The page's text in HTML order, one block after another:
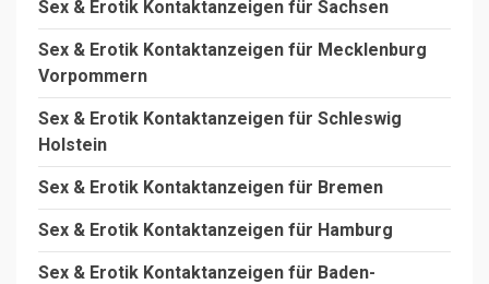
Sex & Erotik Kontaktanzeigen für Sachsen
Sex & Erotik Kontaktanzeigen für Mecklenburg
Vorpommern
Sex & Erotik Kontaktanzeigen für Schleswig
Holstein
Sex & Erotik Kontaktanzeigen für Bremen
Sex & Erotik Kontaktanzeigen für Hamburg
Sex & Erotik Kontaktanzeigen für Baden-